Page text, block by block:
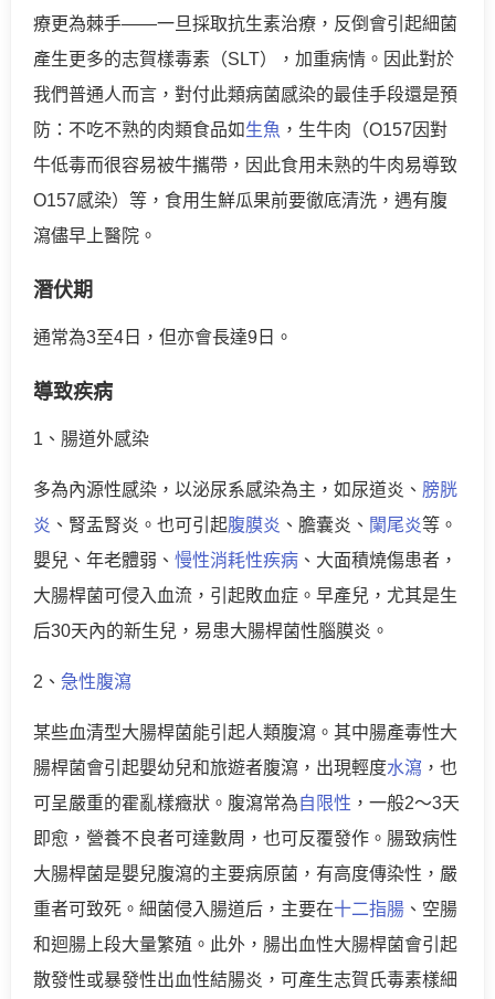
療更為棘手——一旦採取抗生素治療，反倒會引起細菌
產生更多的志賀樣毒素（SLT），加重病情。因此對於
我們普通人而言，對付此類病菌感染的最佳手段還是預
防：不吃不熟的肉類食品如生魚 ，生牛肉（O157因對
牛低毒而很容易被牛攜帶，因此食用未熟的牛肉易導致
O157感染）等，食用生鮮瓜果前要徹底清洗，遇有腹
瀉儘早上醫院。
潛伏期
通常為3至4日，但亦會長達9日。
導致疾病
1、腸道外感染
多為內源性感染，以泌尿系感染為主，如尿道炎、 膀胱
炎 、腎盂腎炎。也可引起腹膜炎 、膽囊炎、 闌尾炎等。
嬰兒、年老體弱、 慢性消耗性疾病 、大面積燒傷患者，
大腸桿菌可侵入血流，引起敗血症。早產兒，尤其是生
后30天內的新生兒，易患大腸桿菌性腦膜炎。
2、 急性腹瀉
某些血清型大腸桿菌能引起人類腹瀉。其中腸產毒性大
腸桿菌會引起嬰幼兒和旅遊者腹瀉，出現輕度水瀉 ，也
可呈嚴重的霍亂樣癥狀。腹瀉常為自限性 ，一般2～3天
即愈，營養不良者可達數周，也可反覆發作。腸致病性
大腸桿菌是嬰兒腹瀉的主要病原菌，有高度傳染性，嚴
重者可致死。細菌侵入腸道后，主要在十二指腸 、空腸
和迴腸上段大量繁殖。此外，腸出血性大腸桿菌會引起
散發性或暴發性出血性結腸炎，可產生志賀氏毒素樣細